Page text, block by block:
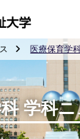
医療保育学
学科